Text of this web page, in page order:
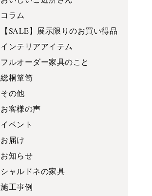
コラム
【SALE】展示限りのお買い得品
インテリアアイテム
フルオーダー家具のこと
総桐箪笥
その他
お客様の声
イベント
お届け
お知らせ
シャルドネの家具
施工事例